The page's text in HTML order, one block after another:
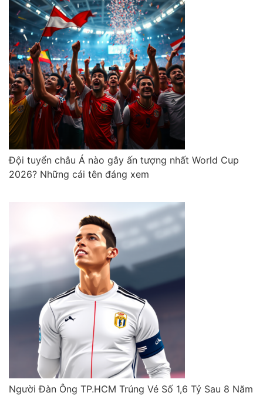
Đội tuyển châu Á nào gây ấn tượng nhất World Cup
2026? Những cái tên đáng xem
Người Đàn Ông TP.HCM Trúng Vé Số 1,6 Tỷ Sau 8 Năm